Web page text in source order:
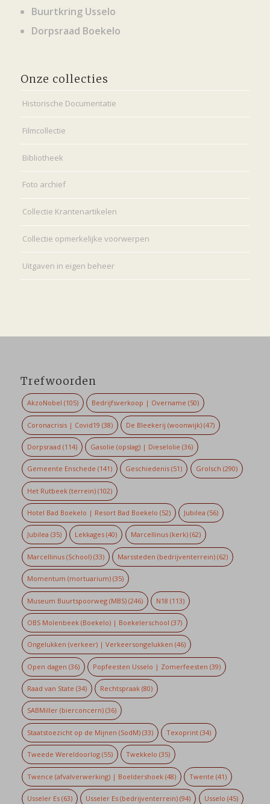
Buurtkring Usselo
Dorpsraad Boekelo
Onze collecties
Historische Documentatie
Filmcollectie
Bibliotheek
Foto archief
Collectie Krantenartikelen
Collectie opmerkelijke voorwerpen
Uitgaven in eigen beheer
Trefwoorden
AkzoNobel (105) Bedrijfsverkoop | Overname (50)
Coronacrisis | Covid19 (38) De Bleekerij (woonwijk) (47)
Dorpsraad (114) Gasolie (opslag) | Dieselolie (36)
Gemeente Enschede (141) Geschiedenis (51) Grolsch (290)
Het Rutbeek (terrein)(102)
Hotel Bad Boekelo | Resort Bad Boekelo (52) Jubilea (56)
Jubilea (35) Lekkages (40) Marcellinus (kerk)(62)
Marcellinus (School)(33) Marssteden (bedrijventerrein) (62)
Momentum (mortuarium)(35)
Museum Buurtspoorweg (MBS)(246) N18 (113)
OBS Molenbeek (Boekelo) | Boekelerschool (37)
Ongelukken (verkeer) | Verkeersongelukken (46)
Open dagen (36) Popfeesten Usselo | Zomerfeesten (39)
Raad van State (34) Rechtspraak (80)
SABMiller (bierconcern)(36)
Staatstoezicht op de Mijnen (SodM)(33) Texoprint (34)
Tweede Wereldoorlog(55) Twekkelo (35)
Twence (afvalverwerking) | Boeldershoek(48) Twente (41)
Usseler Es(63) Usseler Es (bedrijventerrein) (94) Usselo (45)